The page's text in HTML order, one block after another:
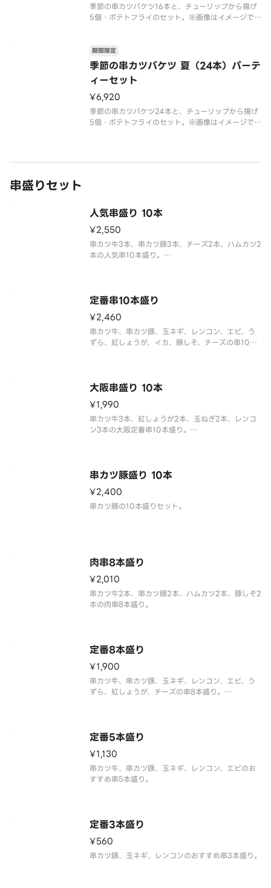
季節の串カツバケツ16本と、チューリップから揚げ
5個・ポテトフライのセット。※画像はイメージで
季節の串カツバケツ 夏（24本）パーテ
ィーセット
期間限定
¥6,920
季節の串カツバケツ24本と、チューリップから揚げ
5個・ポテトフライのセット。※画像はイメージで
串盛りセット
人気串盛り 10本
¥2,550
串カツ牛3本、串カツ豚3本、チーズ2本、ハムカツ2
本の人気串10本盛り。
定番串10本盛り
¥2,460
串カツ牛、串カツ豚、玉ネギ、レンコン、エビ、う
ずら、紅しょうが、イカ、豚しそ、チーズの串10本
大阪串盛り 10本
¥1,990
串カツ牛3本、紅しょうが2本、玉ねぎ2本、レンコ
ン3本の大阪定番串10本盛り。
串カツ豚盛り 10本
¥2,400
串カツ豚の10本盛りセット。
肉串8本盛り
¥2,010
串カツ牛2本、串カツ豚2本、ハムカツ2本、豚しそ2
本の肉串8本盛り。
定番8本盛り
¥1,900
串カツ牛、串カツ豚、玉ネギ、レンコン、エビ、う
ずら、紅しょうが、チーズの串8本盛り。
定番5本盛り
¥1,130
串カツ牛、串カツ豚、玉ネギ、レンコン、エビのお
定番3本盛り
¥560
串カツ豚、玉ネギ、レンコンのおすすめ串3本盛り。